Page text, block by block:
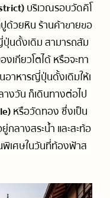
บริเวณรอบวัดคิโ
ด้วยหิน ร้านค้าขายขอ
ปุ่นดั้งเดิม สามารถสัม
เกียวโตได้ หรือจะทา
อาหารญี่ปุ่นดั้งเดิมให้เ
งวัน ก็เดินทางต่อไป
หรือวัดทอง ซึ่งเป็น
ลางสระน้ำ และสะท้อ
เศษในวันที่ท้องฟ้าส